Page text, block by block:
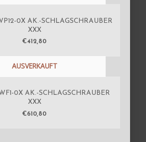
0X AK.-SCHLAGSCHRAUBER
XXX
€412,80
AUSVERKAUFT
0X AK.-SCHLAGSCHRAUBER
XXX
€610,80